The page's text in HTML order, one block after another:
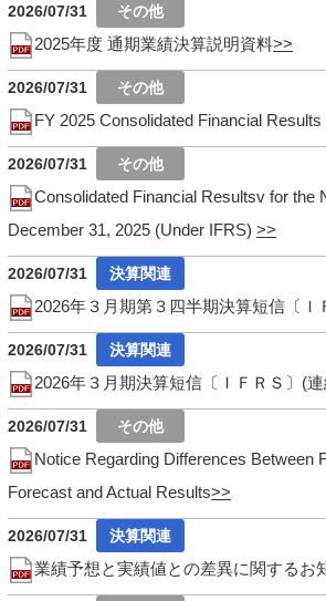
2026/07/31
2025年度 通期業績決算説明資料
2026/07/31
FY 2025 Consolidated Financial
2026/07/31
Consolidated Financial Resultsv for the
December 31, 2025 (Under IFRS)
2026/07/31
2026年３月期第３四半期決算短信〔Ｉ
2026/07/31
2026年３月期決算短信〔ＩＦＲＳ〕(
2026/07/31
Notice Regarding Differences Between
Forecast and Actual Results
2026/07/31
業績予想と実績値との差異に関するお